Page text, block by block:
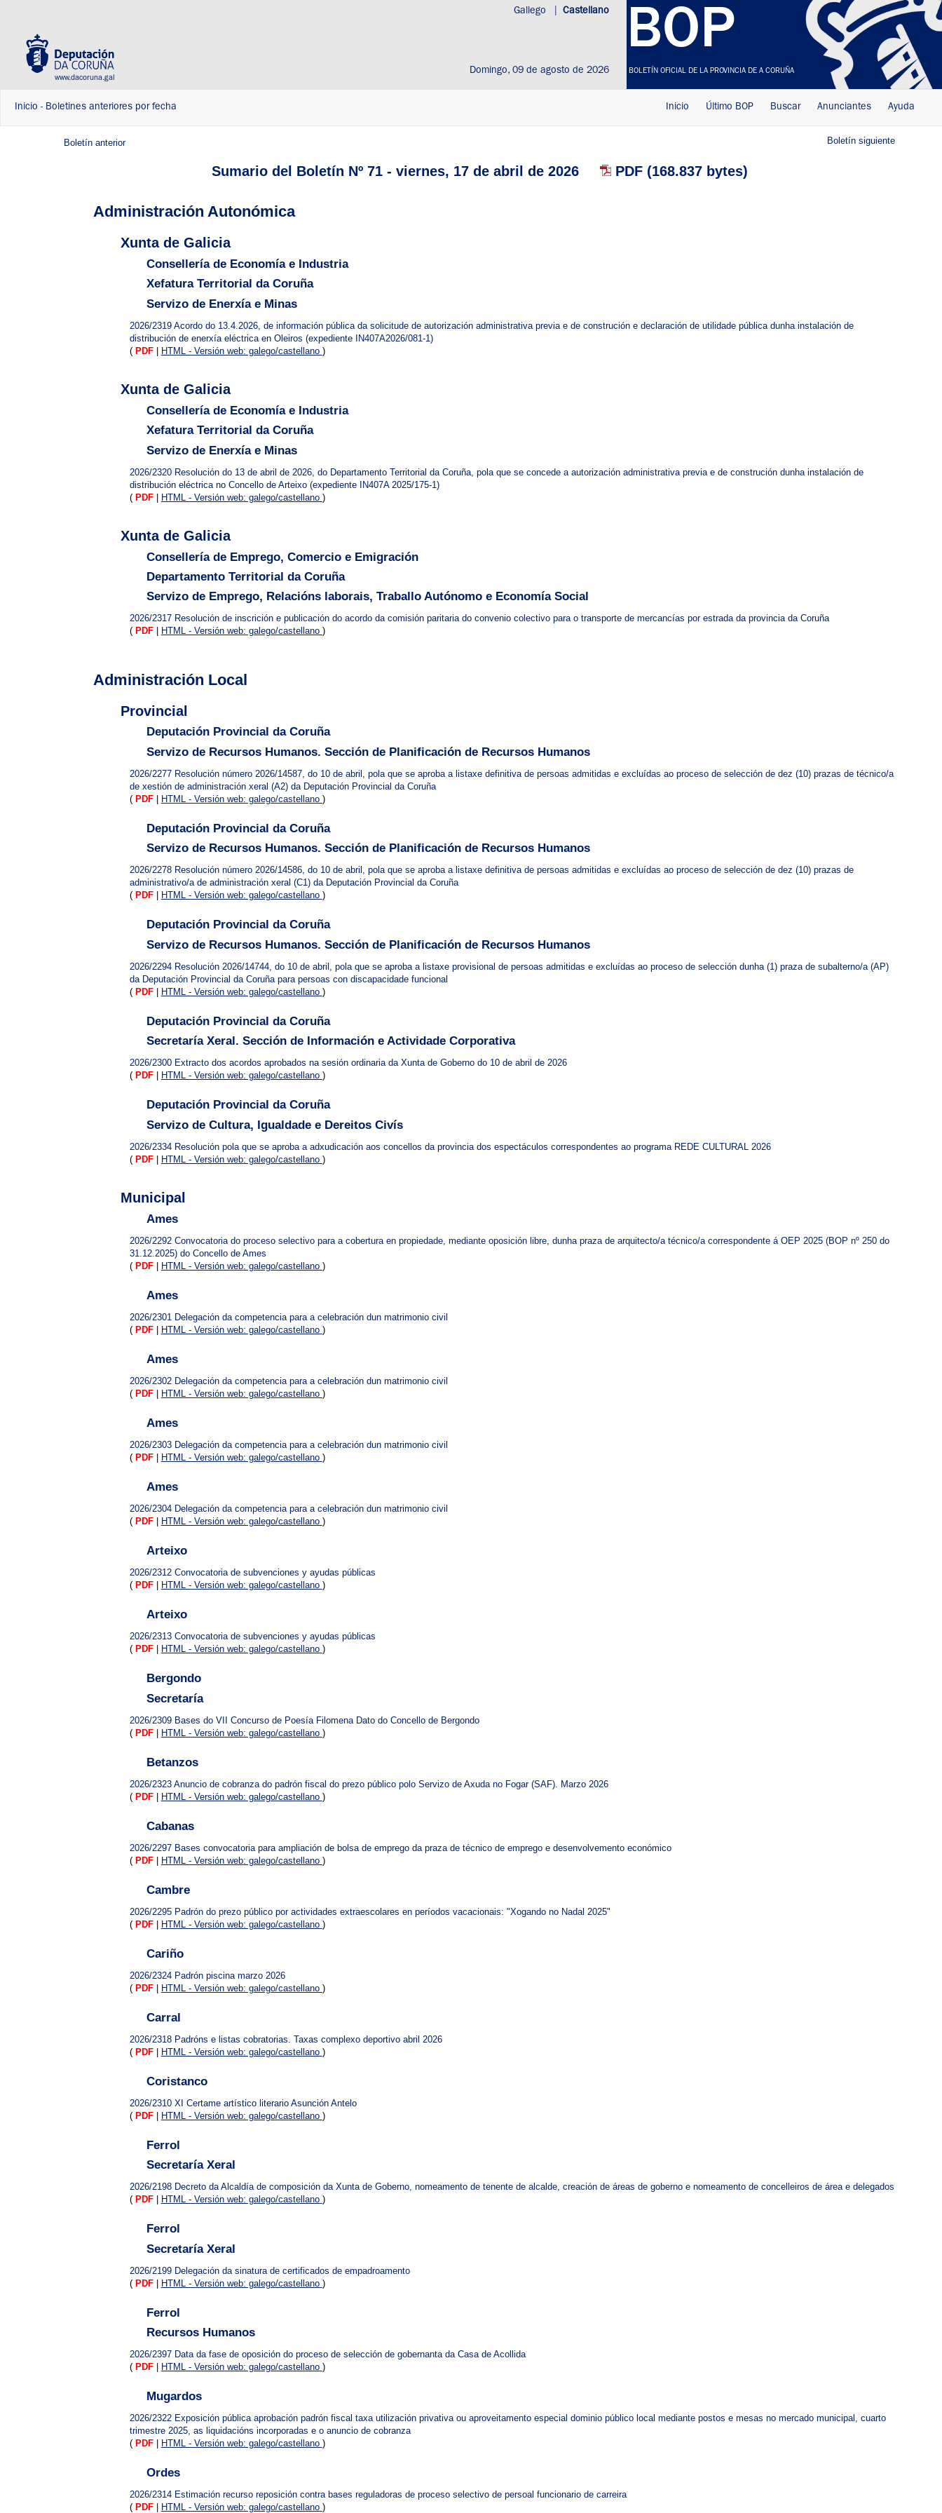
www.dacoruna.gal
Castellano
Gallego
Domingo, 09 de agosto de 2026
BOP
BOLETÍN OFICIAL DE LA PROVINCIA DE A CORUÑA
Inicio - Boletines anteriores por fecha Ayuda
Anunciantes
Buscar
Último BOP
Inicio
Boletín siguiente
Boletín anterior
Sumario del Boletín Nº 71 - viernes, 17 de abril de 2026 PDF (168.837 bytes)
Administración Autonómica
Xunta de Galicia
Consellería de Economía e Industria
Xefatura Territorial da Coruña
Servizo de Enerxía e Minas
2026/2319 Acordo do 13.4.2026, de información pública da solicitude de autorización administrativa previa e de construción e declaración de utilidade pública dunha instalación de
distribución de enerxía eléctrica en Oleiros (expediente IN407A2026/081-1)
( PDF | HTML - Versión web: galego/castellano )
Xunta de Galicia
Consellería de Economía e Industria
Xefatura Territorial da Coruña
Servizo de Enerxía e Minas
2026/2320 Resolución do 13 de abril de 2026, do Departamento Territorial da Coruña, pola que se concede a autorización administrativa previa e de construción dunha instalación de
distribución eléctrica no Concello de Arteixo (expediente IN407A 2025/175-1)
( PDF | HTML - Versión web: galego/castellano )
Xunta de Galicia
Consellería de Emprego, Comercio e Emigración
Departamento Territorial da Coruña
Servizo de Emprego, Relacións laborais, Traballo Autónomo e Economía Social
2026/2317 Resolución de inscrición e publicación do acordo da comisión paritaria do convenio colectivo para o transporte de mercancías por estrada da provincia da Coruña
( PDF HTML - Versión web: galego/castellano )
Administración Local
Provincial
Deputación Provincial da Coruña
Servizo de Recursos Humanos. Sección de Planificación de Recursos Humanos
2026/2277 Resolución número 2026/14587, do 10 de abril, pola que se aproba a listaxe definitiva de persoas admitidas e excluídas ao proceso de selección de dez (10) prazas de técnico/a
de xestión de administración xeral (A2) da Deputación Provincial da Coruña
( PDF HTML - Versión web: galego/castellano )
Deputación Provincial da Coruña
Servizo de Recursos Humanos. Sección de Planificación de Recursos Humanos
2026/2278 Resolución número 2026/14586, do 10 de abril, pola que se aproba a listaxe definitiva de persoas admitidas e excluídas ao proceso de selección de dez (10) prazas de
administrativo/a de administración xeral (C1) da Deputación Provincial da Coruña
( PDF HTML - Versión web: galego/castellano )
Deputación Provincial da Coruña
Servizo de Recursos Humanos. Sección de Planificación de Recursos Humanos
2026/2294 Resolución 2026/14744, do 10 de abril, pola que se aproba a listaxe provisional de persoas admitidas e excluídas ao proceso de selección dunha (1) praza de subalterno/a (AP)
da Deputación Provincial da Coruña para persoas con discapacidade funcional
( PDF | HTML - Versión web: galego/castellano )
Deputación Provincial da Coruña
Secretaría Xeral. Sección de Información e Actividade Corporativa
2026/2300 Extracto dos acordos aprobados na sesión ordinaria da Xunta de Goberno do 10 de abril de 2026
( PDF HTML - Versión web: galego/castellano )
Deputación Provincial da Coruña
Servizo de Cultura, Igualdade e Dereitos Civís
2026/2334 Resolución pola que se aproba a adxudicación aos concellos da provincia dos espectáculos correspondentes ao programa REDE CULTURAL 2026
( PDF | HTML - Versión web: galego/castellano )
Municipal
Ames
2026/2292 Convocatoria do proceso selectivo para a cobertura en propiedade, mediante oposición libre, dunha praza de arquitecto/a técnico/a correspondente á OEP 2025 (BOP nº 250 do
31.12.2025) do Concello de Ames
( PDF HTML - Versión web: galego/castellano )
Ames
2026/2301 Delegación da competencia para a celebración dun matrimonio civil
( PDF HTML - Versión web: galego/castellano )
Ames
2026/2302 Delegación da competencia para a celebración dun matrimonio civil
( PDF HTML - Versión web: galego/castellano )
Ames
2026/2303 Delegación da competencia para a celebración dun matrimonio civil
( PDF HTML - Versión web: galego/castellano )
Ames
2026/2304 Delegación da competencia para a celebración dun matrimonio civil
( PDF HTML - Versión web: galego/castellano )
Arteixo
2026/2312 Convocatoria de subvenciones y ayudas públicas
( PDF HTML - Versión web: galego/castellano )
Arteixo
2026/2313 Convocatoria de subvenciones y ayudas públicas
( PDF HTML - Versión web: galego/castellano )
Bergondo
Secretaría
2026/2309 Bases do VII Concurso de Poesía Filomena Dato do Concello de Bergondo
( PDF | HTML - Versión web: galego/castellano )
Betanzos
2026/2323 Anuncio de cobranza do padrón fiscal do prezo público polo Servizo de Axuda no Fogar (SAF). Marzo 2026
( PDF | HTML - Versión web: galego/castellano )
Cabanas
2026/2297 Bases convocatoria para ampliación de bolsa de emprego da praza de técnico de emprego e desenvolvemento económico
( PDF | HTML - Versión web: galego/castellano )
Cambre
2026/2295 Padrón do prezo público por actividades extraescolares en períodos vacacionais: "Xogando no Nadal 2025"
( PDF | HTML - Versión web: galego/castellano )
Cariño
2026/2324 Padrón piscina marzo 2026
( PDF | HTML - Versión web: galego/castellano )
Carral
2026/2318 Padróns e listas cobratorias. Taxas complexo deportivo abril 2026
( PDF | HTML - Versión web: galego/castellano )
Coristanco
2026/2310 XI Certame artístico literario Asunción Antelo
( PDF HTML - Versión web: galego/castellano )
Ferrol
Secretaría Xeral
2026/2198 Decreto da Alcaldía de composición da Xunta de Goberno, nomeamento de tenente de alcalde, creación de áreas de goberno e nomeamento de concelleiros de área e delegados
( PDF HTML - Versión web: galego/castellano )
Ferrol
Secretaría Xeral
2026/2199 Delegación da sinatura de certificados de empadroamento
( PDF | HTML - Versión web: galego/castellano )
Ferrol
Recursos Humanos
2026/2397 Data da fase de oposición do proceso de selección de gobernanta da Casa de Acollida
( PDF HTML - Versión web: galego/castellano )
Mugardos
2026/2322 Exposición pública aprobación padrón fiscal taxa utilización privativa ou aproveitamento especial dominio público local mediante postos e mesas no mercado municipal, cuarto
trimestre 2025, as liquidacións incorporadas e o anuncio de cobranza
( PDF HTML - Versión web: galego/castellano )
Ordes
2026/2314 Estimación recurso reposición contra bases reguladoras de proceso selectivo de persoal funcionario de carreira
( PDF HTML - Versión web: galego/castellano )